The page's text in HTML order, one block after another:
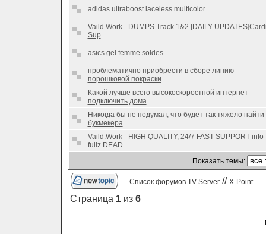
adidas ultraboost laceless multicolor
Vaild.Work - DUMPS Track 1&2 [DAILY
Sup
asics gel femme soldes
проблематично приобрести в сборе линию
порошковой покраски
Какой лучше всего высокоскоростной интернет
подключить дома
Никогда бы не подумал, что будет так тяжело найти
букмекера
Vaild.Work - HIGH QUALITY, 24/7 FAST SUPPORT info
fullz DEAD
Показать темы:
Список форумов TV Server// X-Point
Страница 1из 6